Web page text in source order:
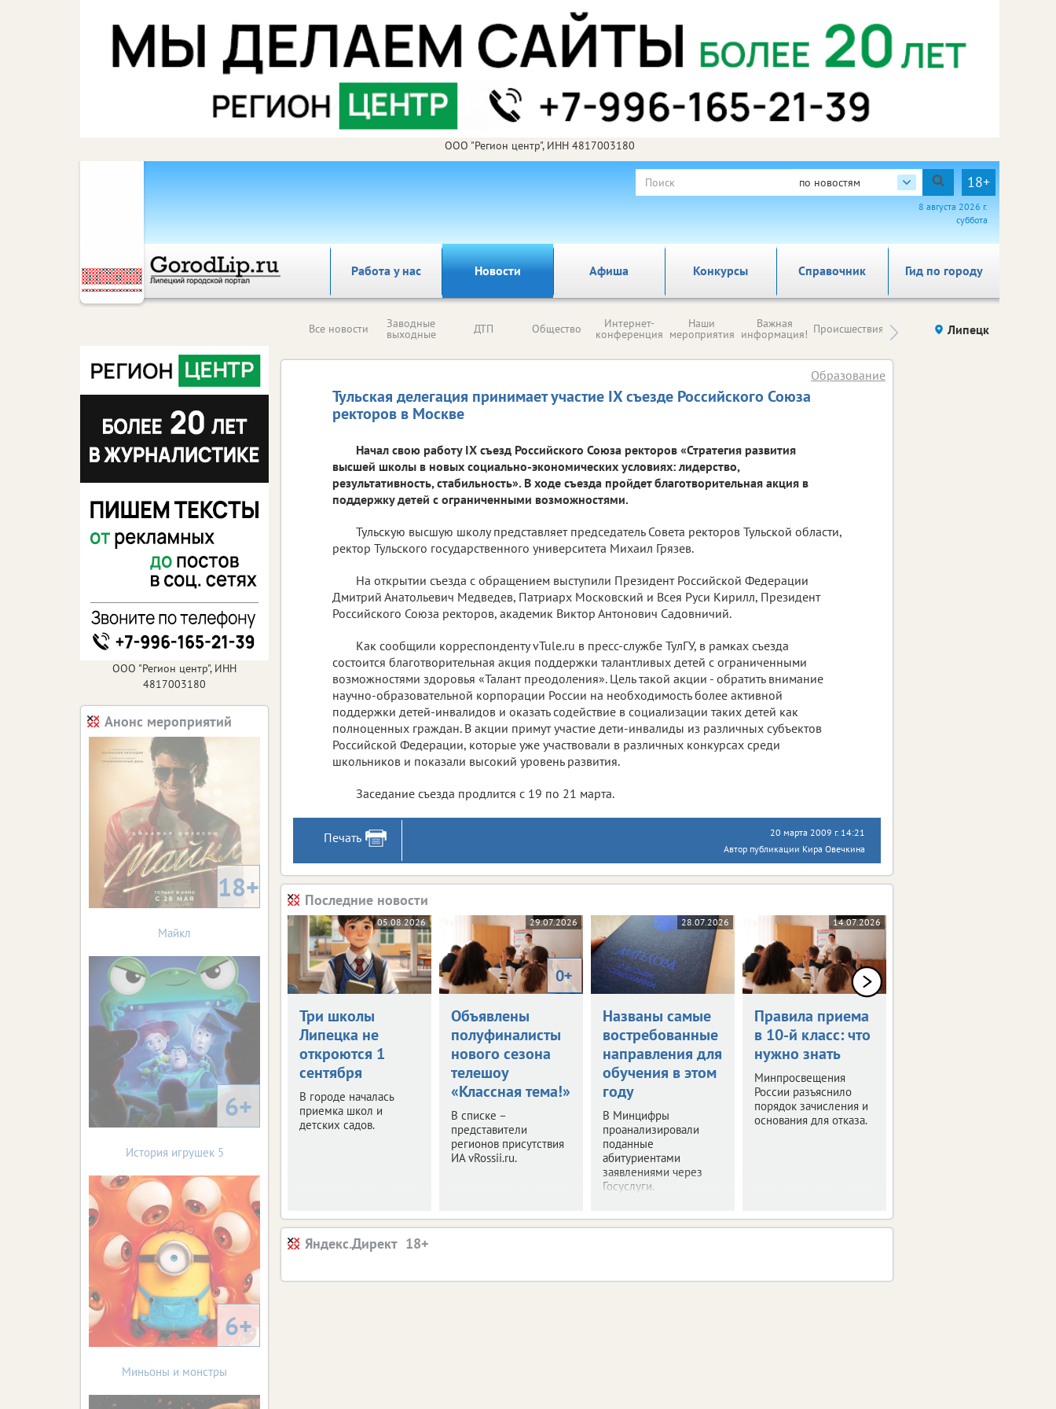
ООО "Регион центр", ИНН 4817003180
по новостям 18+
8 августа 2026 г.
суббота
Работа у нас Новости Афиша Справочник Гид по городу
Конкурсы
Все новости Заводные
выходные ДТП Общество Интернет-
конференция
Наши
мероприятия
Важная
информация! Происшествия Здоровье компаний (на
правах
Липецк
Тульская делегация принимает участие IX съезде Российского Союза
ректоров в Москве
Образование
Начал свою работу IX съезд Российского Союза ректоров «Стратегия развития
высшей школы в новых социально-экономических условиях: лидерство,
результативность, стабильность». В ходе съезда пройдет благотворительная акция в
поддержку детей с ограниченными возможностями.
Тульскую высшую школу представляет председатель Совета ректоров Тульской области,
ректор Тульского государственного университета Михаил Грязев.
На открытии съезда с обращением выступили Президент Российской Федерации
Дмитрий Анатольевич Медведев, Патриарх Московский и Всея Руси Кирилл, Президент
Российского Союза ректоров, академик Виктор Антонович Садовничий.
Как сообщили корреспонденту vTule.ru в пресс-службе ТулГУ, в рамках съезда
состоится благотворительная акция поддержки талантливых детей с ограниченными
возможностями здоровья «Талант преодоления». Цель такой акции - обратить внимание
научно-образовательной корпорации России на необходимость более активной
поддержки детей-инвалидов и оказать содействие в социализации таких детей как
полноценных граждан. В акции примут участие дети-инвалиды из различных субъектов
Российской Федерации, которые уже участвовали в различных конкурсах среди
школьников и показали высокий уровень развития.
Заседание съезда продлится с 19 по 21 марта.
Печать
20 марта 2009 г. 14:21
Автор публикации Кира Овечкина
Последние новости
05.08.2026
Три школы
Липецка не
откроются 1
сентября
В городе началась
приемка школ и
детских садов.
29.07.2026
0+
Объявлены
полуфиналисты
нового сезона
телешоу
«Классная тема!»
В списке –
представители
регионов присутствия
ИА vRossii.ru.
28.07.2026
Названы самые
востребованные
направления для
обучения в этом
году
В Минцифры
проанализировали
поданные
абитуриентами
заявлениями через
Госуслуги.
14.07.2026
Правила приема
в 10-й класс: что
нужно знать
Минпросвещения
России разъяснило
порядок зачисления и
основания для отказа.
Яндекс.Директ
ООО "Регион центр", ИНН
4817003180
Анонс мероприятий
18+
Майкл
6+
История игрушек 5
6+
Миньоны и монстры